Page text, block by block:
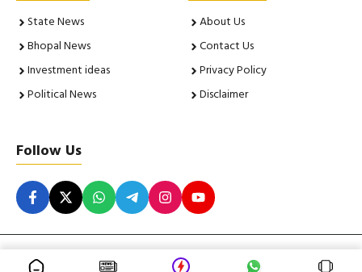
State News
Bhopal News
Investment ideas
Political News
About Us
Contact Us
Privacy Policy
Disclaimer
Follow Us
© 2026 Khabarilal. All Rights Reserved. Insight Corporation |